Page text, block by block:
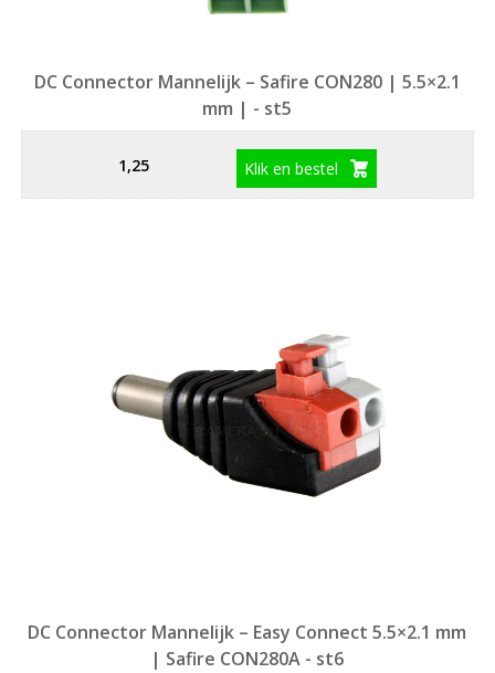
DC Connector Mannelijk – Safire CON280 | 5.5×2.1
mm | - st5
1,25 Klik en bestel
DC Connector Mannelijk – Easy Connect 5.5×2.1 mm
| Safire CON280A - st6